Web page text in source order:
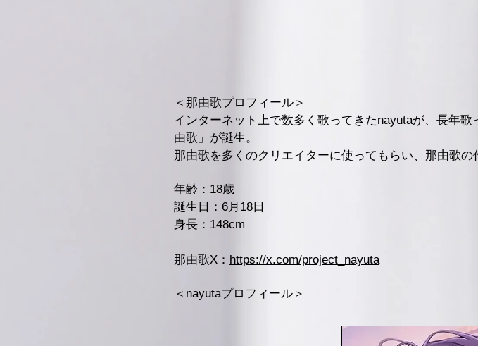
＜那由歌プロフィール＞
インターネット上で数多く歌ってきたnayutaが、長年
由歌」が誕生。
那由歌を多くのクリエイターに使ってもらい、那由歌
年齢：18歳
誕生日：6月18日
身長：148cm
​那由歌X： https://x.com/project_nayuta
＜nayutaプロフィール＞